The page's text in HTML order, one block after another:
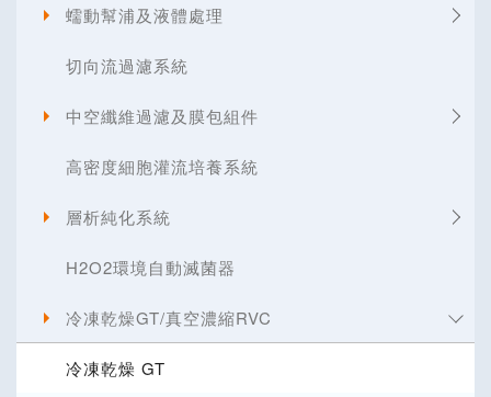
蠕動幫浦及液體處理
切向流過濾系統
中空纖維過濾及膜包組件
高密度細胞灌流培養系統
層析純化系統
H2O2環境自動滅菌器
冷凍乾燥GT/真空濃縮RVC
冷凍乾燥 GT